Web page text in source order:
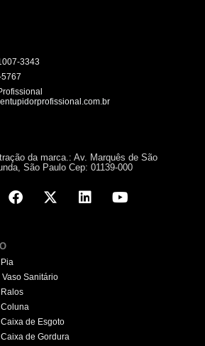
3343
da marca.: Av. Marquês de São
São Paulo Cep: 01139-000
Sanitário
de Esgoto
de Gordura